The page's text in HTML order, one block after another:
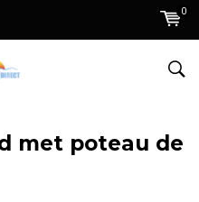
0
met poteau de